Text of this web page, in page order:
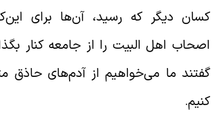
دیگر که رسید، آن‌ها برای
اهل البیت را از جامعه کنار
ما می‌خواهیم از آدم‌های حاذق